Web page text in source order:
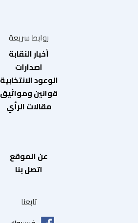
روابط سريعة
أخبار النقابة
اصدارات
الوعود الانتخابية
قوانين ومواثيق
مقالات الرأي
عن الموقع
اتصل بنا
تابعنا